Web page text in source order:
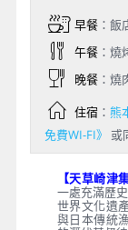
早餐：飯
午餐：燒
晚餐：燒
住宿： 熊
免費WI-FI》
或
【天草崎津
一處充滿歷
世界文化遺
與日本傳統